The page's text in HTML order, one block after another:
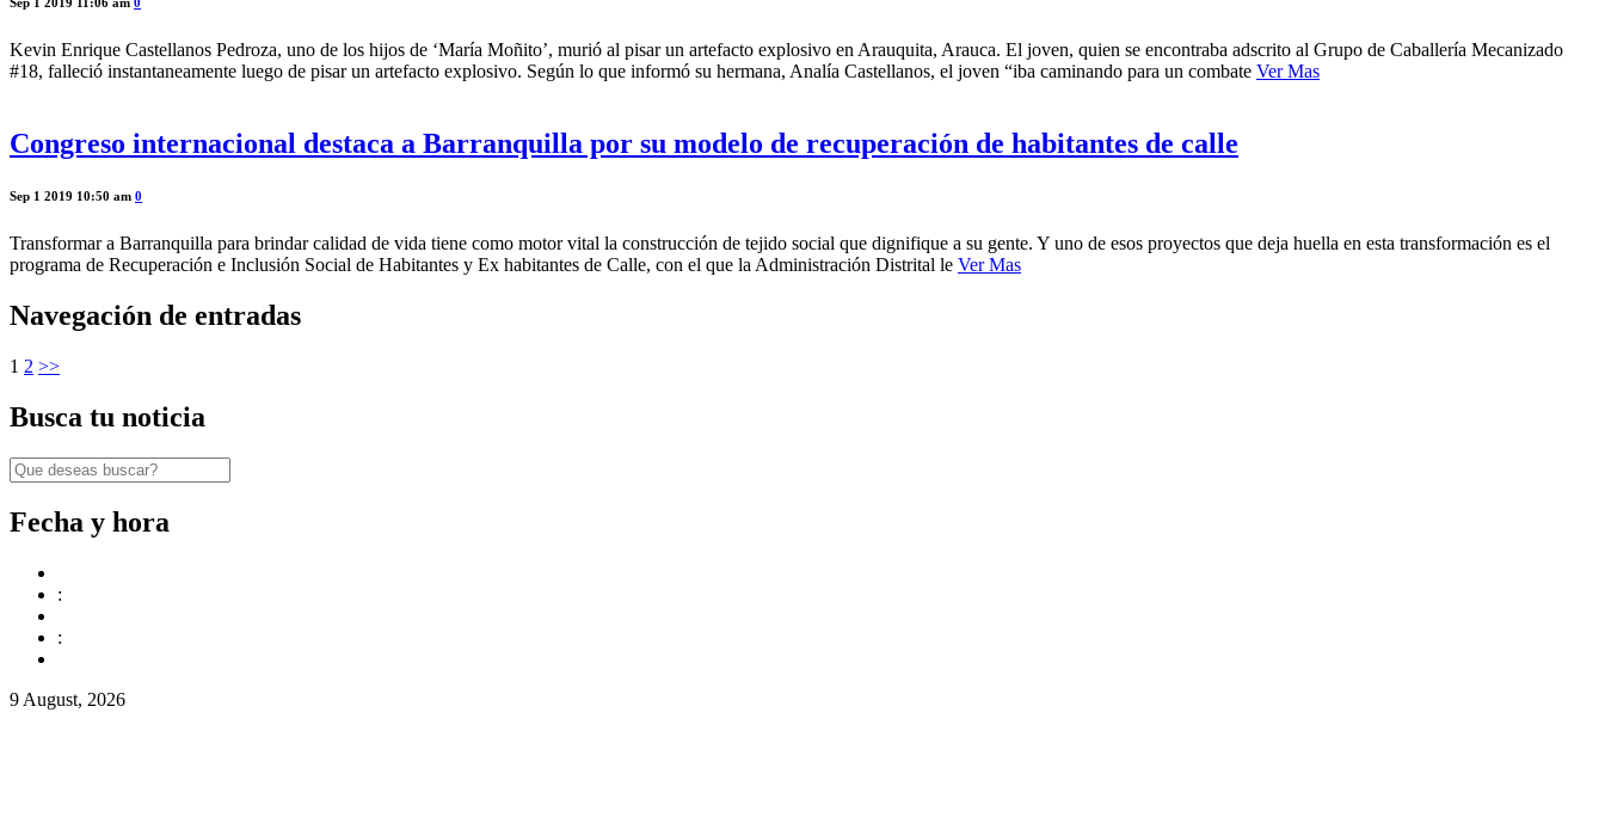
Kevin Enrique Castellanos Pedroza, uno de los hijos de ‘María Moñito’, murió al pisar un artefacto explosivo en Arauquita, Arauca. El joven, quien se encontraba adscrito al Grupo de Caballería Mecanizado
#18, falleció instantaneamente luego de pisar un artefacto explosivo. Según lo que informó su hermana, Analía Castellanos, el joven “iba caminando para un combate Ver Mas
Congreso internacional destaca a Barranquilla por su modelo de recuperación de habitantes de calle
Sep 1 2019 10:50 am 0
Transformar a Barranquilla para brindar calidad de vida tiene como motor vital la construcción de tejido social que dignifique a su gente. Y uno de esos proyectos que deja huella en esta transformación es el
programa de Recuperación e Inclusión Social de Habitantes y Ex habitantes de Calle, con el que la Administración Distrital le Ver Mas
Navegación de entradas
1 2 >>
Busca tu noticia
Fecha y hora
:
:
9 August, 2026